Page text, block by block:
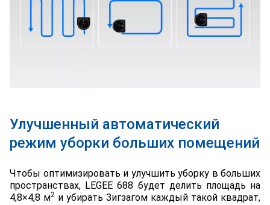
Улучшенный автоматический
режим уборки больших помещений
Чтобы оптимизировать и улучшить уборку в больших
пространствах, LEGEE 688 будет делить площадь на
4,8×4,8 м2 и убирать Зигзагом каждый такой квадрат,